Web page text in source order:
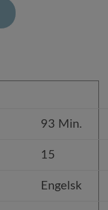
93 Min.
15
Engelsk